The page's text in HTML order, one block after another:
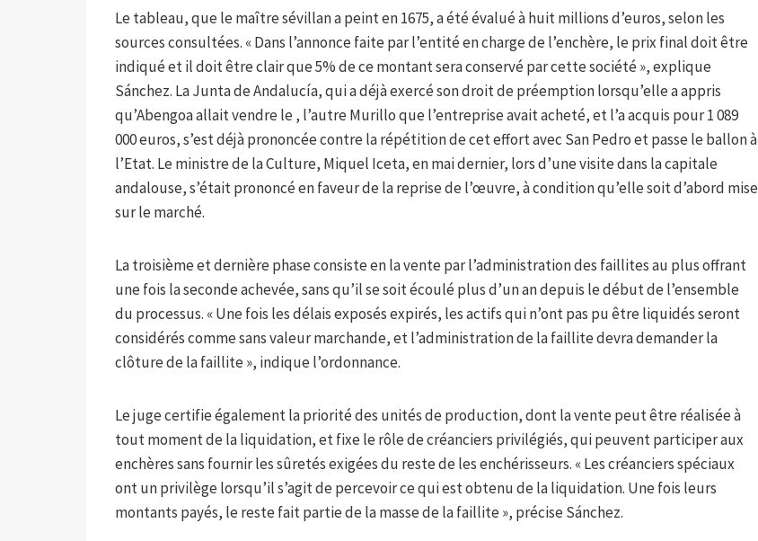
Le tableau, que le maître sévillan a peint en 1675, a été évalué à huit millions d’euros, selon les
sources consultées. « Dans l’annonce faite par l’entité en charge de l’enchère, le prix final doit être
indiqué et il doit être clair que 5% de ce montant sera conservé par cette société », explique
Sánchez. La Junta de Andalucía, qui a déjà exercé son droit de préemption lorsqu’elle a appris
qu’Abengoa allait vendre le , l’autre Murillo que l’entreprise avait acheté, et l’a acquis pour 1 089
000 euros, s’est déjà prononcée contre la répétition de cet effort avec San Pedro et passe le ballon à
l’Etat. Le ministre de la Culture, Miquel Iceta, en mai dernier, lors d’une visite dans la capitale
andalouse, s’était prononcé en faveur de la reprise de l’œuvre, à condition qu’elle soit d’abord mise
sur le marché.
La troisième et dernière phase consiste en la vente par l’administration des faillites au plus offrant
une fois la seconde achevée, sans qu’il se soit écoulé plus d’un an depuis le début de l’ensemble
du processus. « Une fois les délais exposés expirés, les actifs qui n’ont pas pu être liquidés seront
considérés comme sans valeur marchande, et l’administration de la faillite devra demander la
clôture de la faillite », indique l’ordonnance.
Le juge certifie également la priorité des unités de production, dont la vente peut être réalisée à
tout moment de la liquidation, et fixe le rôle de créanciers privilégiés, qui peuvent participer aux
enchères sans fournir les sûretés exigées du reste de les enchérisseurs. « Les créanciers spéciaux
ont un privilège lorsqu’il s’agit de percevoir ce qui est obtenu de la liquidation. Une fois leurs
montants payés, le reste fait partie de la masse de la faillite », précise Sánchez.